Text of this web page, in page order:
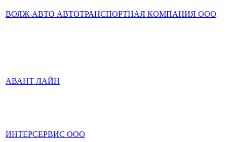
ВОЯЖ-АВТО АВТОТРАНСПОРТНАЯ КОМПАНИЯ ООО
АВАНТ ЛАЙН
ИНТЕРСЕРВИС ООО